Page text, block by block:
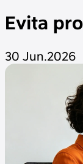
Evita
30 Jun.2026